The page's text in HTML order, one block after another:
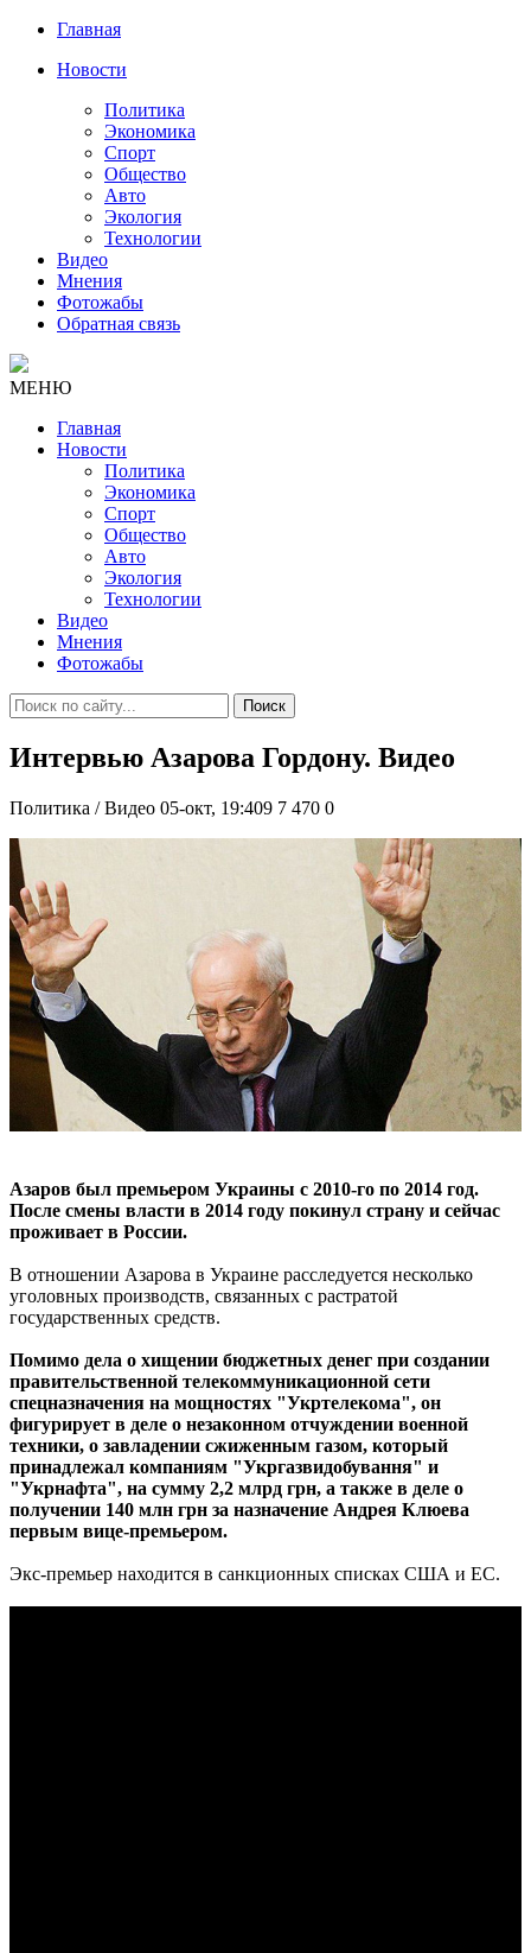
Главная
Новости
Политика
Экономика
Спорт
Общество
Авто
Экология
Технологии
Видео
Мнения
Фотожабы
Обратная связь
МЕНЮ
Главная
Новости
Политика
Экономика
Спорт
Общество
Авто
Экология
Технологии
Видео
Мнения
Фотожабы
Поиск
Интервью Азарова Гордону. Видео
Политика / Видео 05-окт, 19:409 7 470 0
Азаров был премьером Украины с 2010-го по 2014 год.
После смены власти в 2014 году покинул страну и сейчас
проживает в России.
В отношении Азарова в Украине расследуется несколько
уголовных производств, связанных с растратой
государственных средств.
Помимо дела о хищении бюджетных денег при создании
правительственной телекоммуникационной сети
спецназначения на мощностях "Укртелекома", он
фигурирует в деле о незаконном отчуждении военной
техники, о завладении сжиженным газом, который
принадлежал компаниям "Укргазвидобування" и
"Укрнафта", на сумму 2,2 млрд грн, а также в деле о
получении 140 млн грн за назначение Андрея Клюева
первым вице-премьером.
Экс-премьер находится в санкционных списках США и ЕС.